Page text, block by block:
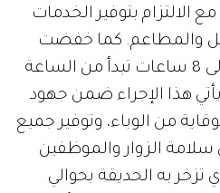
الالتزام بتوفير الخدمات
والمطاعم. كما خفضت
الحديقة ساعات العمل إلى 8 ساعات تبدأ من الساعة
6 مساءً، ويأتي هذا الإجراء ضمن جهود
من الوباء، وتوفير جميع
سلامة الزوار والموظفين
تزخر به الحديقة بحوالي